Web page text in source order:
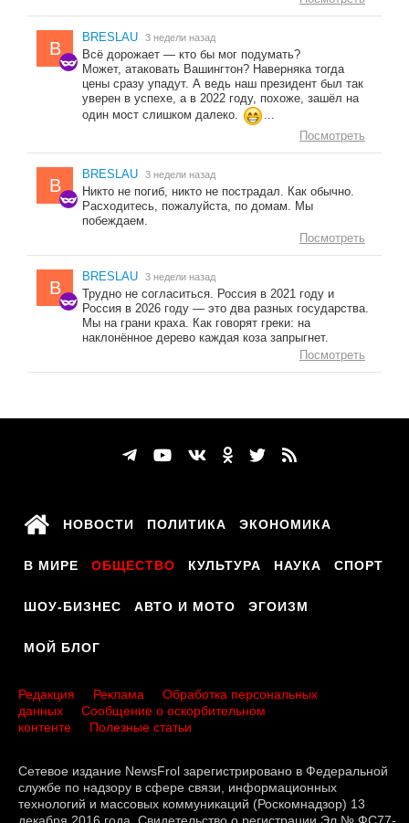
B
BRESLAU 3 недели назад
Всё дорожает — кто бы мог подумать?
Может, атаковать Вашингтон? Наверняка тогда
цены сразу упадут. А ведь наш президент был так
уверен в успехе, а в 2022 году, похоже, зашёл на
один мост слишком далеко.
...
Посмотреть
B
BRESLAU 3 недели назад
Никто не погиб, никто не пострадал. Как обычно.
Расходитесь, пожалуйста, по домам. Мы
побеждаем.
Посмотреть
B
BRESLAU 3 недели назад
Трудно не согласиться. Россия в 2021 году и
Россия в 2026 году — это два разных государства.
Мы на грани краха. Как говорят греки: на
наклонённое дерево каждая коза запрыгнет.
Посмотреть
НОВОСТИ ПОЛИТИКА ЭКОНОМИКА
В МИРЕ ОБЩЕСТВО КУЛЬТУРА НАУКА СПОРТ
ШОУ-БИЗНЕС АВТО И МОТО ЭГОИЗМ
МОЙ БЛОГ
Редакция Реклама
Обработка персональных
данных
Сообщение о оскорбительном
контенте
Полезные статьи
Сетевое издание NewsFrol зарегистрировано в Федеральной
службе по надзору в сфере связи, информационных
технологий и массовых коммуникаций (Роскомнадзор) 13